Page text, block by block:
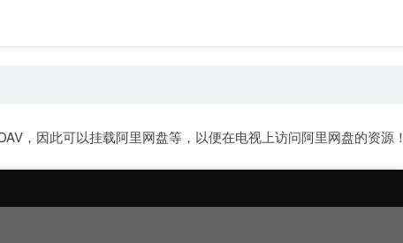
，因此可以挂载阿里网盘等，以便在电视上访问阿里网盘的资源！